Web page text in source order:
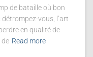
de bataille où bon
vous, l’art
en qualité de
de Read more